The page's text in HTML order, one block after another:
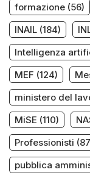
formazione (56)
INAIL (184)
Intelligenza
MEF (124)
ministero del
MiSE (110)
Professionisti
pubblica